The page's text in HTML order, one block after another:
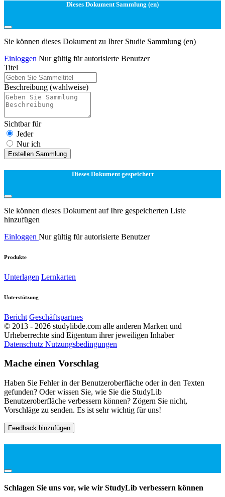
Dieses Dokument Sammlung (en)
Sie können dieses Dokument zu Ihrer Studie Sammlung (en)
Einloggen Nur gültig für autorisierte Benutzer
Titel
Beschreibung (wahlweise)
Sichtbar für
Jeder
Nur ich
Erstellen Sammlung
Dieses Dokument gespeichert
Sie können dieses Dokument auf Ihre gespeicherten Liste
hinzufügen
Einloggen Nur gültig für autorisierte Benutzer
Produkte
Unterlagen Lernkarten
Unterstützung
Bericht Geschäftspartnes
© 2013 - 2026 studylibde.com alle anderen Marken und
Urheberrechte sind Eigentum ihrer jeweiligen Inhaber
Datenschutz Nutzungsbedingungen
Mache einen Vorschlag
Haben Sie Fehler in der Benutzeroberfläche oder in den Texten
gefunden? Oder wissen Sie, wie Sie die StudyLib
Benutzeroberfläche verbessern können? Zögern Sie nicht,
Vorschläge zu senden. Es ist sehr wichtig für uns!
Feedback hinzufügen
Schlagen Sie uns vor, wie wir StudyLib verbessern können